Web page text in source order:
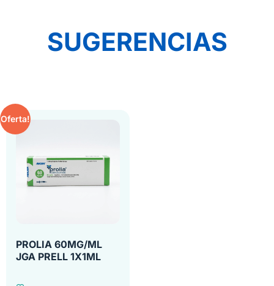
SUGERENCIAS
Oferta!
PROLIA 60MG/ML
JGA PRELL 1X1ML